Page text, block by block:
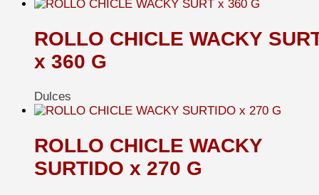
ROLLO CHICLE WACKY
x 360 G
Dulces
ROLLO CHICLE WACKY
SURTIDO x 270 G